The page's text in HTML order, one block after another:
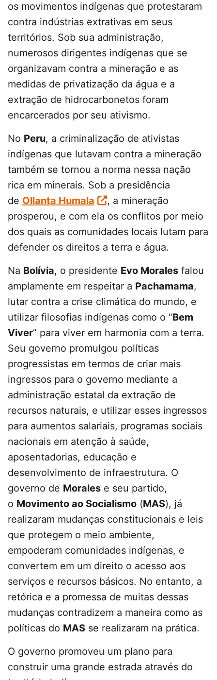
os movimentos indígenas que protestaram
contra indústrias extrativas em seus
territórios. Sob sua administração,
numerosos dirigentes indígenas que se
organizavam contra a mineração e as
medidas de privatização da água e a
extração de hidrocarbonetos foram
encarcerados por seu ativismo.
No Peru, a criminalização de ativistas
indígenas que lutavam contra a mineração
também se tornou a norma nessa nação
rica em minerais. Sob a presidência
de Ollanta Humala
, a mineração
prosperou, e com ela os conflitos por meio
dos quais as comunidades locais lutam para
defender os direitos a terra e água.
Na Bolívia, o presidente Evo Morales falou
amplamente em respeitar a Pachamama,
lutar contra a crise climática do mundo, e
utilizar filosofias indígenas como o “Bem
Viver” para viver em harmonia com a terra.
Seu governo promulgou políticas
progressistas em termos de criar mais
ingressos para o governo mediante a
administração estatal da extração de
recursos naturais, e utilizar esses ingressos
para aumentos salariais, programas sociais
nacionais em atenção à saúde,
aposentadorias, educação e
desenvolvimento de infraestrutura. O
governo de Morales e seu partido,
o Movimento ao Socialismo (MAS), já
realizaram mudanças constitucionais e leis
que protegem o meio ambiente,
empoderam comunidades indígenas, e
convertem em um direito o acesso aos
serviços e recursos básicos. No entanto, a
retórica e a promessa de muitas dessas
mudanças contradizem a maneira como as
políticas do MAS se realizaram na prática.
O governo promoveu um plano para
construir uma grande estrada através do